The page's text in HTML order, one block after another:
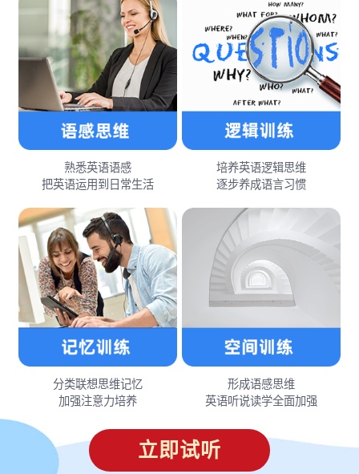
熟悉英语语感
把英语运用到日常生活
培养英语逻辑思维
逐步养成语言习惯
分类联想思维记忆
加强注意力培养
形成语感思维
英语听说读学全面加强
立即试听